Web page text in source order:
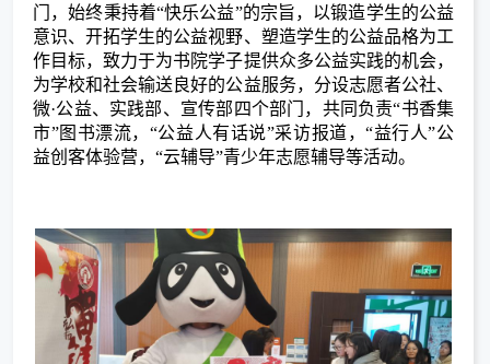
门，始终秉持着“快乐公益”的宗旨，以锻造学生的公益
意识、开拓学生的公益视野、塑造学生的公益品格为工
作目标，致力于为书院学子提供众多公益实践的机会，
为学校和社会输送良好的公益服务，分设志愿者公社、
微·公益、实践部、宣传部四个部门，共同负责“书香集
市”图书漂流，“公益人有话说”采访报道，“益行人”公
益创客体验营，“云辅导”青少年志愿辅导等活动。